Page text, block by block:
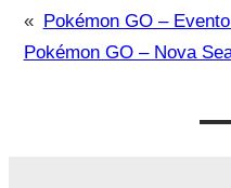
« Pokémon GO –
Pokémon GO – Nova